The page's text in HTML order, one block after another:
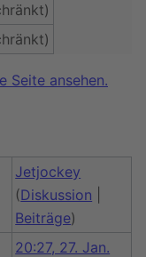
Seite ansehen.
Jetjockey
(Diskussion
Beiträge)
20:27, 27. Jan.